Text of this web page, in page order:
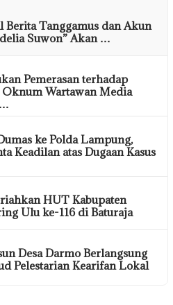
Berita Tanggamus dan Akun
Suwon” Akan …
Pemerasan terhadap
Oknum Wartawan Media
ke Polda Lampung,
Keadilan atas Dugaan Kasus
HUT Kabupaten
Ulu ke-116 di Baturaja
Desa Darmo Berlangsung
Pelestarian Kearifan Lokal